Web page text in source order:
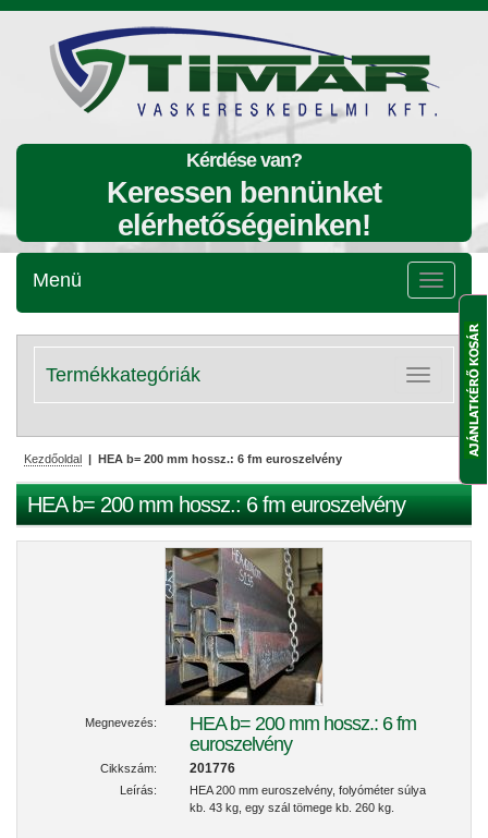
Kérdése van?
Keressen bennünket
elérhetőségeinken!
Menü
Menü
Kategóriák
lenyitása
Termékkategóriák
Kezdőoldal | HEA b= 200 mm hossz.: 6 fm euroszelvény
HEA b= 200 mm hossz.: 6 fm euroszelvény
Megnevezés:
HEA b= 200 mm hossz.: 6 fm
euroszelvény
Cikkszám: 201776
Leírás:
HEA 200 mm euroszelvény, folyóméter súlya
kb. 43 kg, egy szál tömege kb. 260 kg.